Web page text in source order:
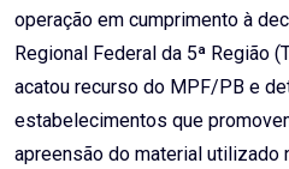
operação em cumprimento à
Regional Federal da 5ª Região
acatou recurso do MPF/PB e
estabelecimentos que
apreensão do material utilizado